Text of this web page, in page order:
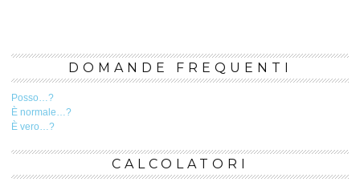
DOMANDE FREQUENTI
Posso…?
È normale…?
È vero…?
CALCOLATORI